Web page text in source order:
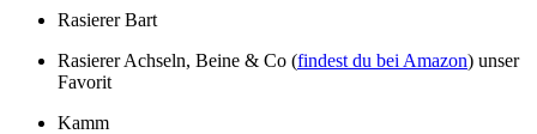
Rasierer Bart
Rasierer Achseln, Beine & Co (findest du bei Amazon) unser
Favorit
Kamm